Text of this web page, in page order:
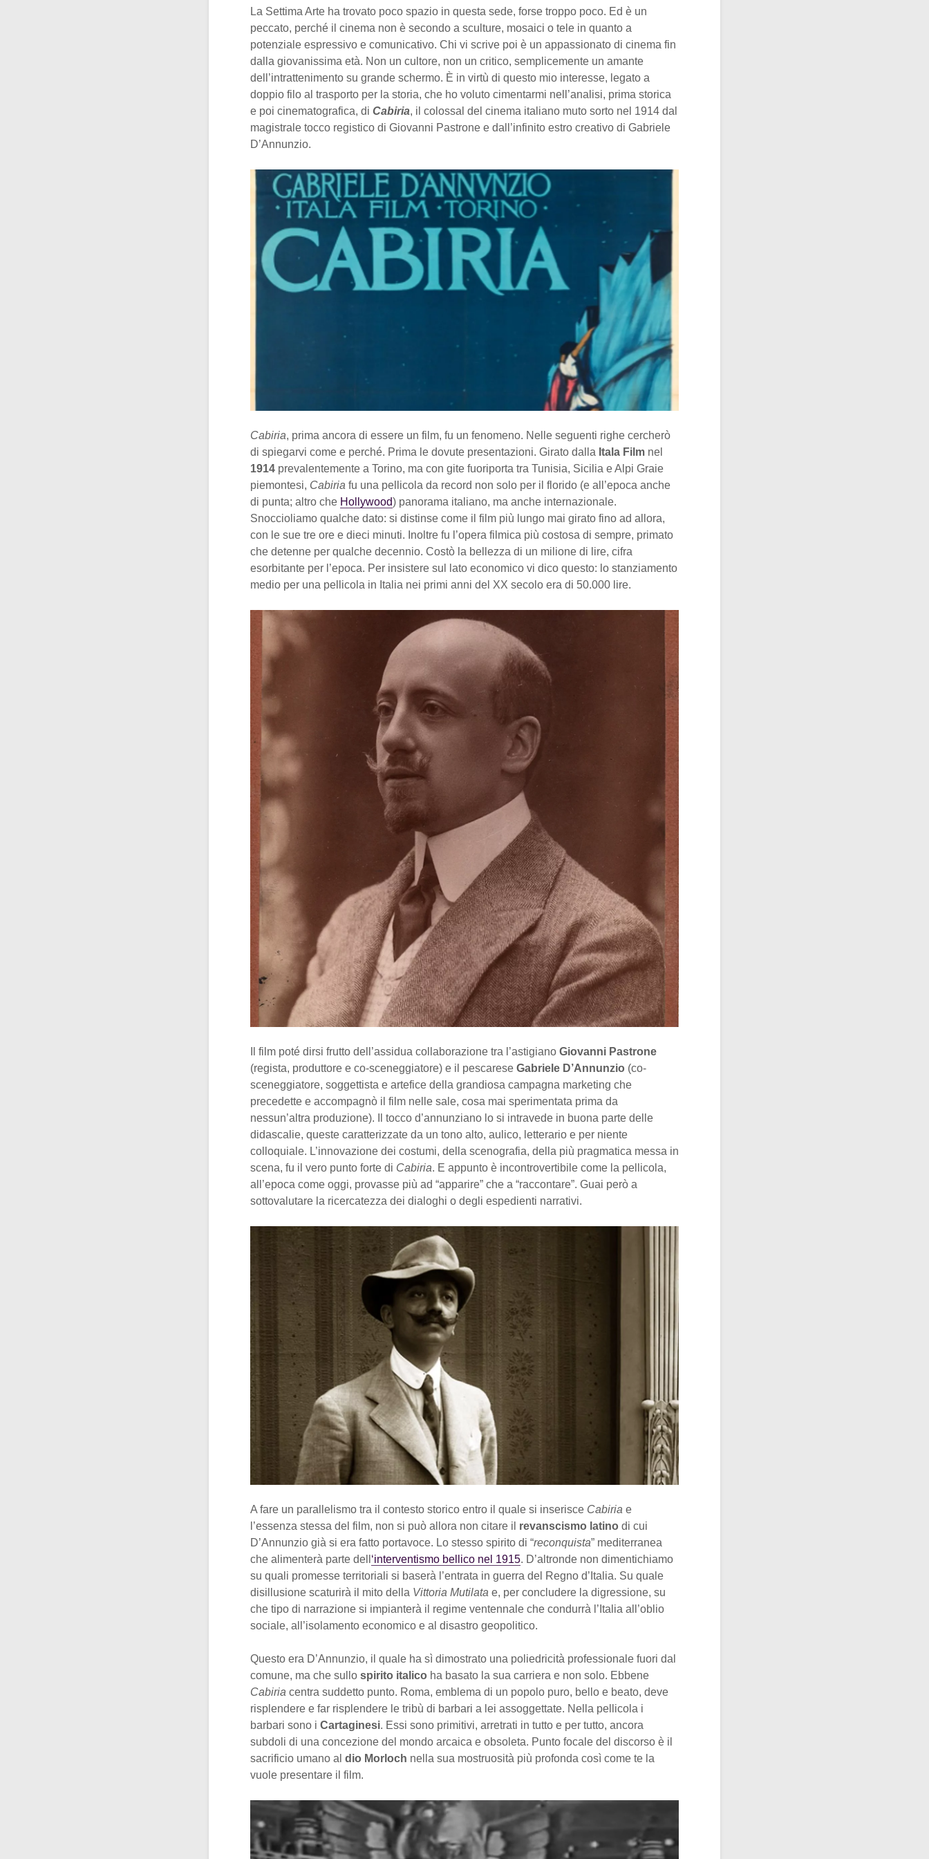
La Settima Arte ha trovato poco spazio in questa sede, forse troppo poco. Ed è un
peccato, perché il cinema non è secondo a sculture, mosaici o tele in quanto a
potenziale espressivo e comunicativo. Chi vi scrive poi è un appassionato di cinema fin
dalla giovanissima età. Non un cultore, non un critico, semplicemente un amante
dell’intrattenimento su grande schermo. È in virtù di questo mio interesse, legato a
doppio filo al trasporto per la storia, che ho voluto cimentarmi nell’analisi, prima storica
e poi cinematografica, di Cabiria, il colossal del cinema italiano muto sorto nel 1914 dal
magistrale tocco registico di Giovanni Pastrone e dall’infinito estro creativo di Gabriele
D’Annunzio.
Cabiria, prima ancora di essere un film, fu un fenomeno. Nelle seguenti righe cercherò
di spiegarvi come e perché. Prima le dovute presentazioni. Girato dalla Itala Film nel
1914 prevalentemente a Torino, ma con gite fuoriporta tra Tunisia, Sicilia e Alpi Graie
piemontesi, Cabiria fu una pellicola da record non solo per il florido (e all’epoca anche
di punta; altro che Hollywood) panorama italiano, ma anche internazionale.
Snoccioliamo qualche dato: si distinse come il film più lungo mai girato fino ad allora,
con le sue tre ore e dieci minuti. Inoltre fu l’opera filmica più costosa di sempre, primato
che detenne per qualche decennio. Costò la bellezza di un milione di lire, cifra
esorbitante per l’epoca. Per insistere sul lato economico vi dico questo: lo stanziamento
medio per una pellicola in Italia nei primi anni del XX secolo era di 50.000 lire.
Il film poté dirsi frutto dell’assidua collaborazione tra l’astigiano Giovanni Pastrone
(regista, produttore e co-sceneggiatore) e il pescarese Gabriele D’Annunzio (co-
sceneggiatore, soggettista e artefice della grandiosa campagna marketing che
precedette e accompagnò il film nelle sale, cosa mai sperimentata prima da
nessun’altra produzione). Il tocco d’annunziano lo si intravede in buona parte delle
didascalie, queste caratterizzate da un tono alto, aulico, letterario e per niente
colloquiale. L’innovazione dei costumi, della scenografia, della più pragmatica messa in
scena, fu il vero punto forte di Cabiria. E appunto è incontrovertibile come la pellicola,
all’epoca come oggi, provasse più ad “apparire” che a “raccontare”. Guai però a
sottovalutare la ricercatezza dei dialoghi o degli espedienti narrativi.
A fare un parallelismo tra il contesto storico entro il quale si inserisce Cabiria e
l’essenza stessa del film, non si può allora non citare il revanscismo latino di cui
D’Annunzio già si era fatto portavoce. Lo stesso spirito di “reconquista” mediterranea
che alimenterà parte dell ‘interventismo bellico nel 1915. D’altronde non dimentichiamo
su quali promesse territoriali si baserà l’entrata in guerra del Regno d’Italia. Su quale
disillusione scaturirà il mito della Vittoria Mutilata e, per concludere la digressione, su
che tipo di narrazione si impianterà il regime ventennale che condurrà l’Italia all’oblio
sociale, all’isolamento economico e al disastro geopolitico.
Questo era D’Annunzio, il quale ha sì dimostrato una poliedricità professionale fuori dal
comune, ma che sullo spirito italico ha basato la sua carriera e non solo. Ebbene
Cabiria centra suddetto punto. Roma, emblema di un popolo puro, bello e beato, deve
risplendere e far risplendere le tribù di barbari a lei assoggettate. Nella pellicola i
barbari sono i Cartaginesi. Essi sono primitivi, arretrati in tutto e per tutto, ancora
subdoli di una concezione del mondo arcaica e obsoleta. Punto focale del discorso è il
sacrificio umano al dio Morloch nella sua mostruosità più profonda così come te la
vuole presentare il film.